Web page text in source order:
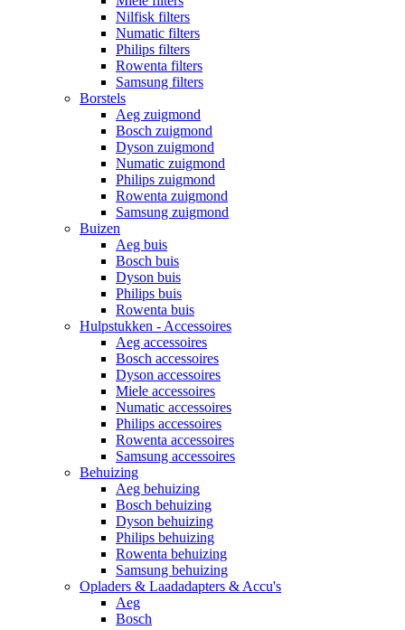
Nilfisk filters
Numatic filters
Philips filters
Rowenta filters
Samsung filters
Borstels
Aeg zuigmond
Bosch zuigmond
Dyson zuigmond
Numatic zuigmond
Philips zuigmond
Rowenta zuigmond
Samsung zuigmond
Buizen
Aeg buis
Bosch buis
Dyson buis
Philips buis
Rowenta buis
Hulpstukken - Accessoires
Aeg accessoires
Bosch accessoires
Dyson accessoires
Miele accessoires
Numatic accessoires
Philips accessoires
Rowenta accessoires
Samsung accessoires
Behuizing
Aeg behuizing
Bosch behuizing
Dyson behuizing
Philips behuizing
Rowenta behuizing
Samsung behuizing
Opladers & Laadadapters & Accu's
Aeg
Bosch